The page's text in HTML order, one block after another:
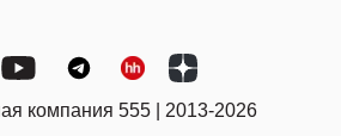
компания 555 | 2013-2026